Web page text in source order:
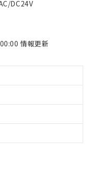
DC24V
情報更新